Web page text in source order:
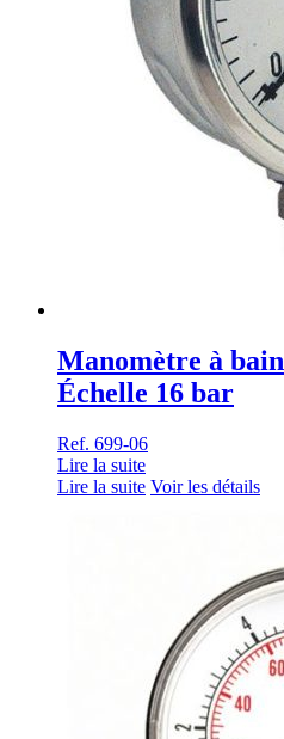
Manomètre à
Échelle 16 bar
Ref. 699-06
Lire la suite
Lire la suite Voir les détails